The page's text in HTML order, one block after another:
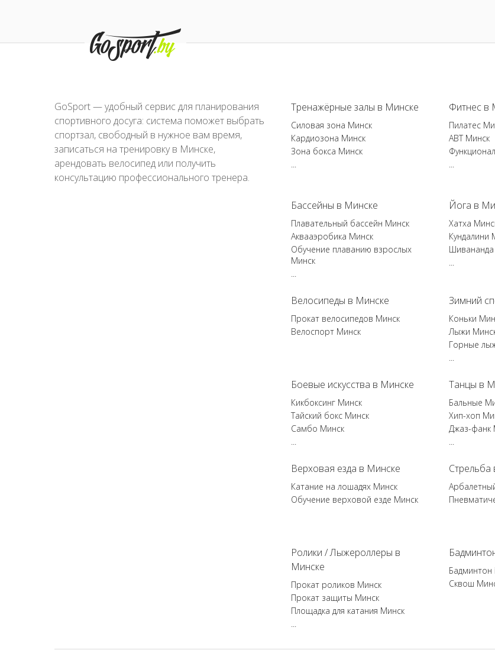
GoSport — удобный сервис для планирования
спортивного досуга: система поможет выбрать
спортзал, свободный в нужное вам время,
записаться на тренировку в Минске,
арендовать велосипед или получить
консультацию профессионального тренера.
Тренажёрные залы в Минске
Силовая зона Минск
Кардиозона Минск
Зона бокса Минск
...
Фитнес в
Пилатес
ABT Минск
...
Бассейны в Минске
Плавательный бассейн Минск
Аквааэробика Минск
Обучение плаванию взрослых
Минск
...
Йога в
Хатха
Кундалини
...
Велосипеды в Минске
Прокат велосипедов Минск
Велоспорт Минск
Зимний
Коньки
Лыжи
Горные
...
Боевые искусства в Минске
Кикбоксинг Минск
Тайский бокс Минск
Самбо Минск
...
Танцы в
Бальные
Хип-хоп
Джаз-фанк
...
Верховая езда в Минске
Катание на лошадях Минск
Обучение верховой езде Минск
Стрельба
Ролики / Лыжероллеры в
Минске
Прокат роликов Минск
Прокат защиты Минск
Площадка для катания Минск
...
Бадминтон
Сквош